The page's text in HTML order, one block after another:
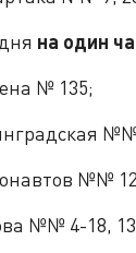
на один
№ 135;
№№
№№
№№ 4-18,